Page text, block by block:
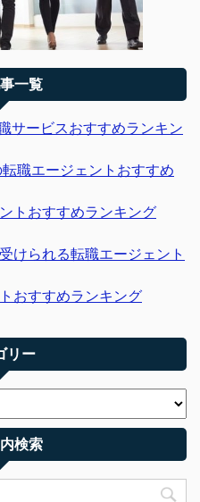
一覧
サービスおすすめランキン
職エージェントおすすめ
トおすすめランキング
けられる転職エージェント
おすすめランキング
リー
検索